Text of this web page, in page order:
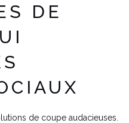
DE
de coupe audacieuses.